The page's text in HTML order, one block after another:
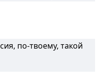
по-твоему, такой